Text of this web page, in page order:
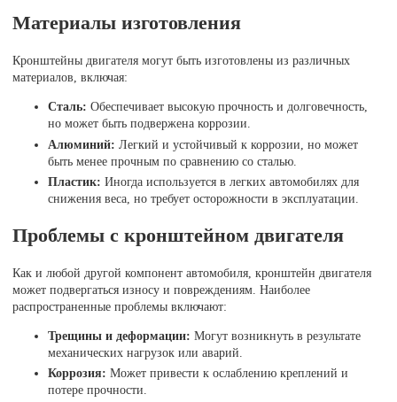
Материалы изготовления
Кронштейны двигателя могут быть изготовлены из различных
материалов, включая:
Сталь: Обеспечивает высокую прочность и долговечность,
но может быть подвержена коррозии.
Алюминий: Легкий и устойчивый к коррозии, но может
быть менее прочным по сравнению со сталью.
Пластик: Иногда используется в легких автомобилях для
снижения веса, но требует осторожности в эксплуатации.
Проблемы с кронштейном двигателя
Как и любой другой компонент автомобиля, кронштейн двигателя
может подвергаться износу и повреждениям. Наиболее
распространенные проблемы включают:
Трещины и деформации: Могут возникнуть в результате
механических нагрузок или аварий.
Коррозия: Может привести к ослаблению креплений и
потере прочности.